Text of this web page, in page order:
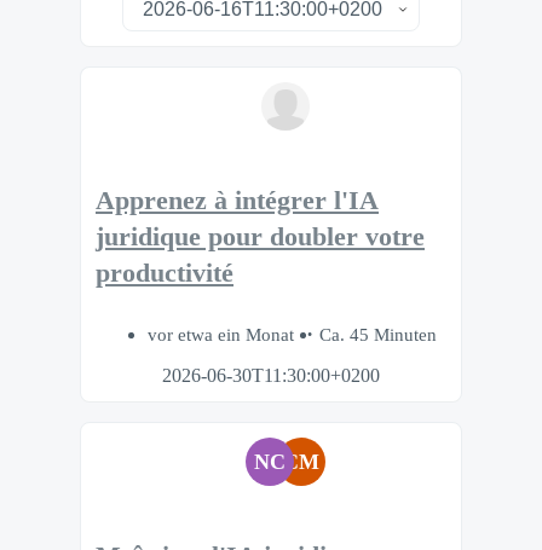
Apprenez à intégrer l'IA
juridique pour doubler votre
productivité
vor etwa ein Monat
Ca. 45 Minuten
2026-06-30T11:30:00+0200
NCCM